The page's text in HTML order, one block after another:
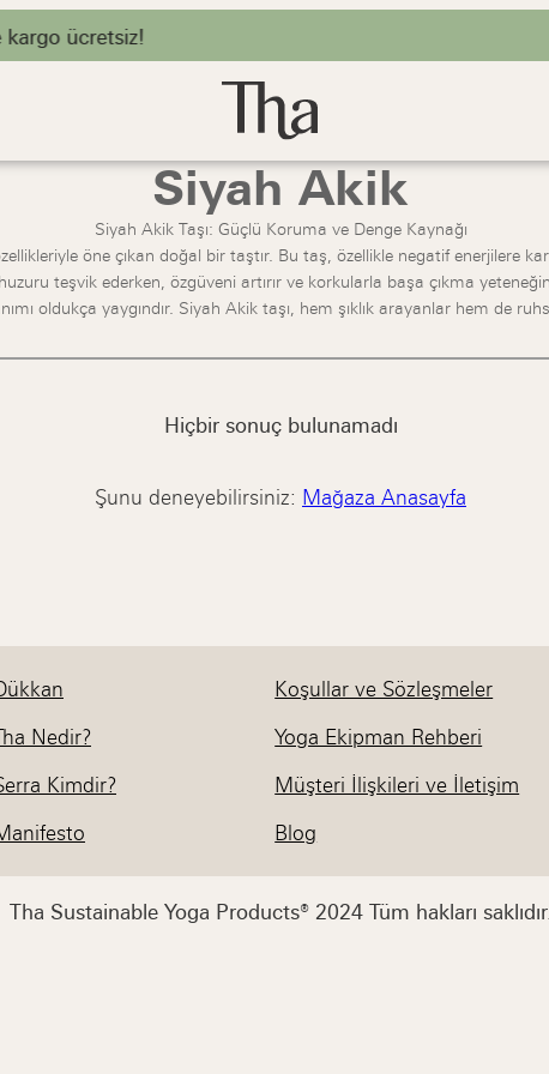
ücretsiz!
Siyah Akik
Siyah Akik Taşı: Güçlü Koruma ve Denge Kaynağı
öne çıkan doğal bir taştır. Bu taş, özellikle negatif enerjilere
teşvik ederken, özgüveni artırır ve korkularla başa çıkma
oldukça yaygındır. Siyah Akik taşı, hem şıklık arayanlar hem de
Hiçbir sonuç bulunamadı
Şunu deneyebilirsiniz: Mağaza Anasayfa
Nedir?
Kimdir?
Koşullar ve Sözleşmeler
Yoga Ekipman Rehberi
Müşteri İlişkileri ve İletişim
Blog
Tha Sustainable Yoga Products® 2024 Tüm hakları saklıdır.